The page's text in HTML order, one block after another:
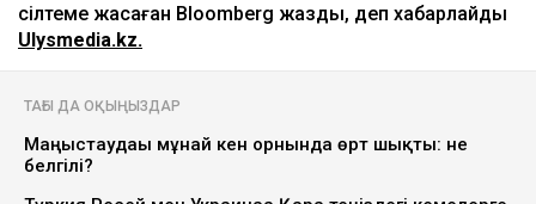
сілтеме жасаған Bloomberg жазды, деп хабарлайды
Ulysmedia.kz.
ТАҒЫ ДА ОҚЫҢЫЗДАР
Маңғыстаудағы мұнай кен орнында өрт шықты: не
белгілі?